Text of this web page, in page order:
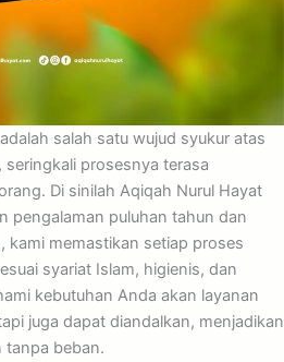
salah satu wujud syukur atas
prosesnya terasa
Di sinilah Aqiqah Nurul Hayat
pengalaman puluhan tahun dan
kami memastikan setiap proses
syariat Islam, higienis, dan
kebutuhan Anda akan layanan
juga dapat diandalkan, menjadikan
tanpa beban.